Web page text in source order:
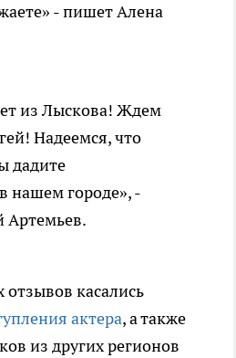
- пишет Алена
из Лыскова! Ждем
Надеемся, что
дадите
нашем городе», -
касались
актера, а также
из других регионов